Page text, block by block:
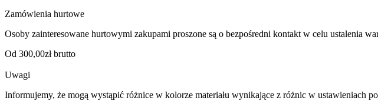
Zamówienia hurtowe
Osoby zainteresowane hurtowymi zakupami proszone są o bezpośredni kontakt w celu ustalenia
Od 300,00zł brutto
Uwagi
Informujemy, że mogą wystąpić różnice w kolorze materiału wynikające z różnic w ustawieniach